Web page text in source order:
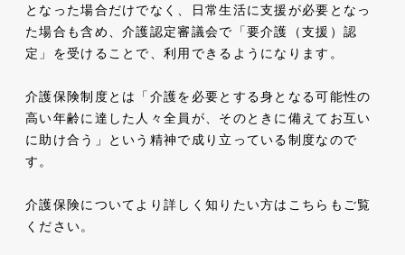
となった場合だけでなく、日常生活に支援が必要となっ
た場合も含め、介護認定審議会で「要介護（支援）認
定」を受けることで、利用できるようになります。
介護保険制度とは「介護を必要とする身となる可能性の
高い年齢に達した人々全員が、そのときに備えてお互い
に助け合う」という精神で成り立っている制度なので
す。
介護保険についてより詳しく知りたい方はこちらもご覧
ください。